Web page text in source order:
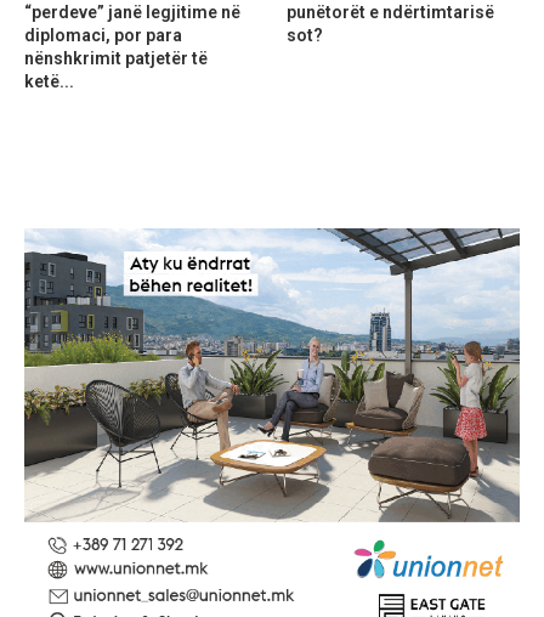
“perdeve” janë legjitime në
diplomaci, por para
nënshkrimit patjetër të
ketë...
punëtorët e ndërtimtarisë
sot?